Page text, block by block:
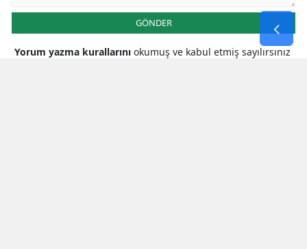
GÖNDER
Yorum yazma kurallarını okumuş ve kabul etmiş sayılırsınız